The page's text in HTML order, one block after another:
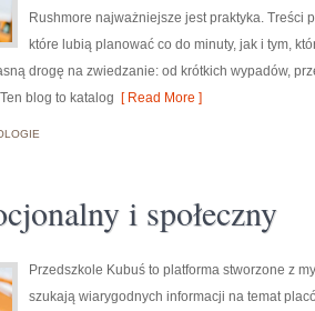
Rushmore najważniejsze jest praktyka. Treści
które lubią planować co do minuty, jak i tym,
drogę na zwiedzanie: od krótkich wypadów,
blog to katalog [ Read More ]
i społeczny
Przedszkole Kubuś to platforma stworzone z
szukają wiarygodnych informacji na temat